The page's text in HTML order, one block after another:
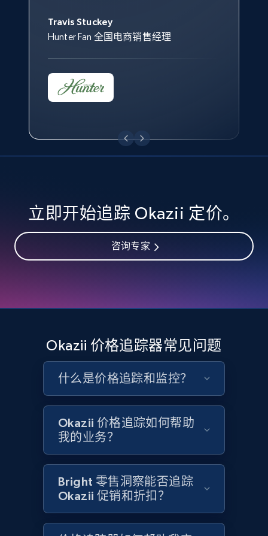
Seller reviews, Breadcrumbs, Root category, and
more.
URL, Product id, Title, Seller name, Seller rating,
Seller reviews, Breadcrumbs, Root category, and
359+ 立即开始
Google Shopping
more.
2.4K+ 202+ 立即开始
Google Shopping - collects products from
web using keywords
URL, Product id, Title, Product description,
Rating, Reviews count, Images, Variations, and
more.
202+ 立即开始
Travis Stuckey
Hunter Fan 全国电商销售经理
Overstock 的客户战略与洞察总监
立即开始追踪 Okazii 定价。
咨询专家
Okazii 价格追踪器常见问题
什么是价格追踪和监控？
Okazii 价格追踪如何帮助
我的业务？
Bright 零售洞察能否追踪
Okazii 促销和折扣？